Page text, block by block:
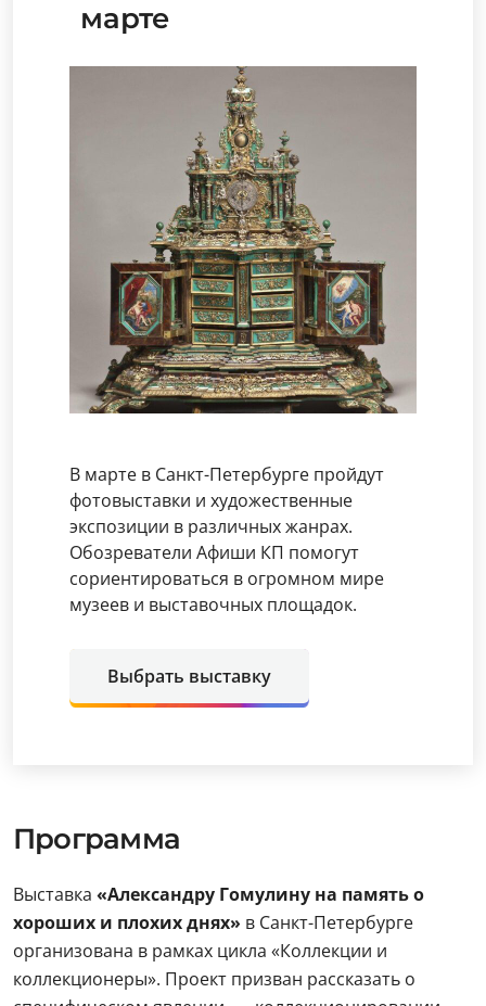
марте
В марте в Санкт-Петербурге пройдут
фотовыставки и художественные
экспозиции в различных жанрах.
Обозреватели Афиши КП помогут
сориентироваться в огромном мире
музеев и выставочных площадок.
Выбрать выставку
Программа
Выставка «Александру Гомулину на память о
хороших и плохих днях» в Санкт-Петербурге
организована в рамках цикла «Коллекции и
коллекционеры». Проект призван рассказать о